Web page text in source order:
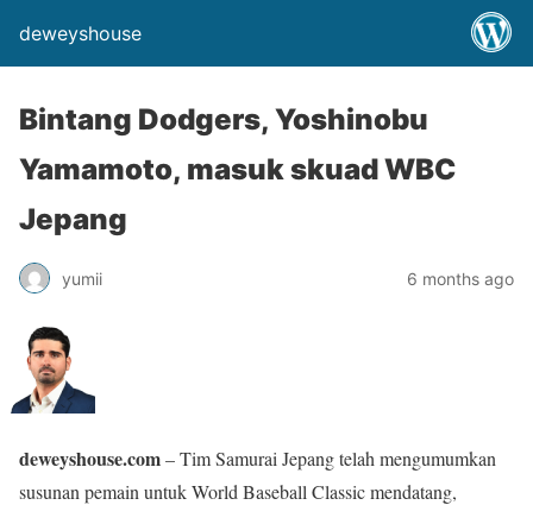
deweyshouse
Bintang Dodgers, Yoshinobu
Yamamoto, masuk skuad WBC
Jepang
yumii 6 months ago
deweyshouse.com– Tim Samurai Jepang telah mengumumkan
susunan pemain untuk World Baseball Classic mendatang,